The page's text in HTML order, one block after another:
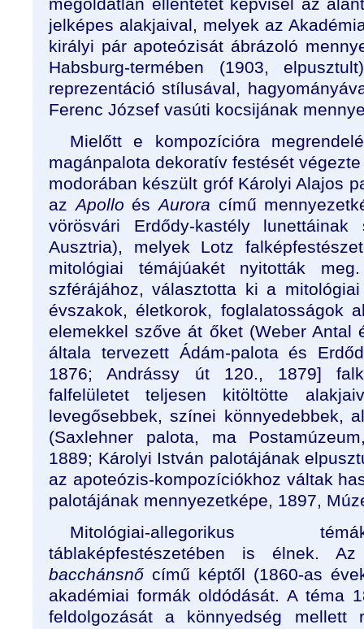
megoldatlan ellentétet képvisel az
jelképes alakjaival, melyek az
királyi pár apoteózisát ábrázoló
Habsburg-termében (1903,
reprezentáció stílusával,
Ferenc József vasúti kocsijának
Mielőtt e kompozícióra
magánpalota dekoratív festését
modorában készült gróf Károlyi Alajos
azApollo ésAurora című
vörösvári Erdődy-kastély
Ausztria), melyek Lotz
mitológiai témájúakét nyitották
szférájához, választotta ki a
évszakok, életkorok, foglalatosságok
elemekkel szőve át őket (Weber Antal
általa tervezett Ádám-palota és
1876; Andrássy út 120., 1879]
falfelületet teljesen kitöltötte
levegősebbek, színei könnyedebbek,
(Saxlehner palota, ma
1889; Károlyi István palotájának
az apoteózis-kompozíciókhoz váltak
palotájának mennyezetképe, 1897,
Mitológiai-allegorikus
táblaképfestészetében is élnek.
bacchánsnő című képtől (1860-as
akadémiai formák oldódását. A téma
feldolgozását a könnyedség mellett